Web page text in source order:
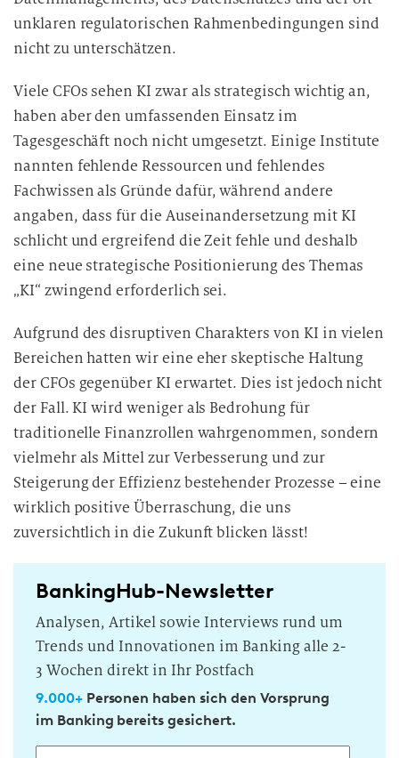
unklaren regulatorischen Rahmenbedingungen sind
nicht zu unterschätzen.
Viele CFOs sehen KI zwar als strategisch wichtig an,
haben aber den umfassenden Einsatz im
Tagesgeschäft noch nicht umgesetzt. Einige Institute
nannten fehlende Ressourcen und fehlendes
Fachwissen als Gründe dafür, während andere
angaben, dass für die Auseinandersetzung mit KI
schlicht und ergreifend die Zeit fehle und deshalb
eine neue strategische Positionierung des Themas
„KI“ zwingend erforderlich sei.
Aufgrund des disruptiven Charakters von KI in vielen
Bereichen hatten wir eine eher skeptische Haltung
der CFOs gegenüber KI erwartet. Dies ist jedoch nicht
der Fall. KI wird weniger als Bedrohung für
traditionelle Finanzrollen wahrgenommen, sondern
vielmehr als Mittel zur Verbesserung und zur
Steigerung der Effizienz bestehender Prozesse – eine
wirklich positive Überraschung, die uns
zuversichtlich in die Zukunft blicken lässt!
BankingHub-Newsletter
Analysen, Artikel sowie Interviews rund um
Trends und Innovationen im Banking alle 2-
3 Wochen direkt in Ihr Postfach
9.000+Personen haben sich den Vorsprung
im Banking bereits gesichert.